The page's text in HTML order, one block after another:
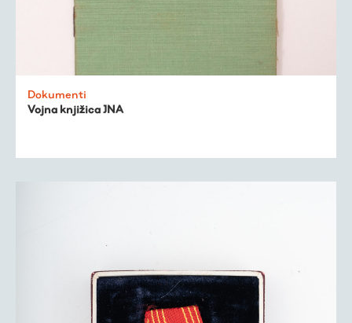
Dokumenti
Vojna knjižica JNA